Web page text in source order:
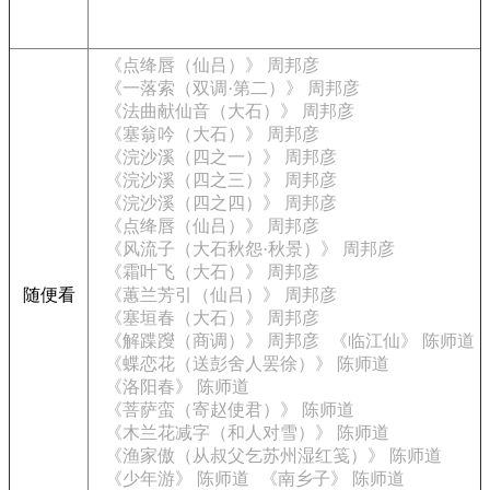
随便看
《点绛唇（仙吕）》 周邦彦
《一落索（双调·第二）》 周邦彦
《法曲献仙音（大石）》 周邦彦
《塞翁吟（大石）》 周邦彦
《浣沙溪（四之一）》 周邦彦
《浣沙溪（四之三）》 周邦彦
《浣沙溪（四之四）》 周邦彦
《点绛唇（仙吕）》 周邦彦
《风流子（大石秋怨·秋景）》 周邦彦
《霜叶飞（大石）》 周邦彦
《蕙兰芳引（仙吕）》 周邦彦
《塞垣春（大石）》 周邦彦
《解蹀躞（商调）》 周邦彦
《临江仙》 陈师道
《蝶恋花（送彭舍人罢徐）》 陈师道
《洛阳春》 陈师道
《菩萨蛮（寄赵使君）》 陈师道
《木兰花减字（和人对雪）》 陈师道
《渔家傲（从叔父乞苏州湿红笺）》 陈师道
《少年游》 陈师道
《南乡子》 陈师道